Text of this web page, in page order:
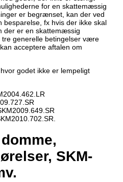
for en skattemæssig
er begrænset, kan der ved
fx hvis der ikke skal
der er en skattemæssig
tre generelle betingelser være
acceptere aftalen om
godet ikke er lempeligt
SKM-